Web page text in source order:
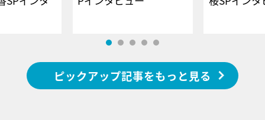
ピックアップ記事をもっと見る